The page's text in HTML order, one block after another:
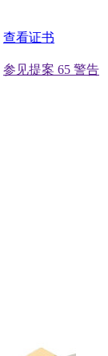
查看证书
参见提案 65 警告